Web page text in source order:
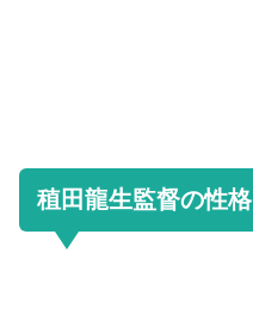
稙田龍生監督の性格